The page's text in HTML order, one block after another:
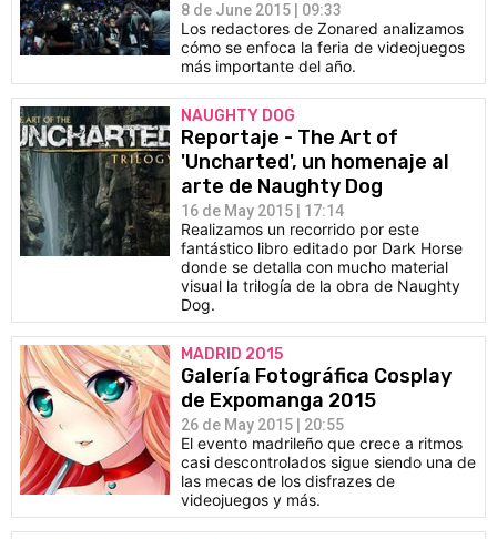
8 de June 2015 | 09:33
Los redactores de Zonared analizamos
cómo se enfoca la feria de videojuegos
más importante del año.
NAUGHTY DOG
Reportaje - The Art of
'Uncharted', un homenaje al
arte de Naughty Dog
16 de May 2015 | 17:14
Realizamos un recorrido por este
fantástico libro editado por Dark Horse
donde se detalla con mucho material
visual la trilogía de la obra de Naughty
Dog.
MADRID 2015
Galería Fotográfica Cosplay
de Expomanga 2015
26 de May 2015 | 20:55
El evento madrileño que crece a ritmos
casi descontrolados sigue siendo una de
las mecas de los disfrazes de
videojuegos y más.